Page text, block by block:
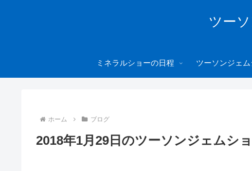
ツー
ミネラルショーの日程 ツーソンジェム
ホーム ブログ
2018年1月29日のツーソンジェムシ